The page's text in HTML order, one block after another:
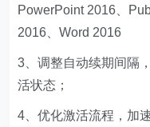
PowerPoint 2016、
2016、Word 2016
3、调整自动续期间隔
活状态；
4、优化激活流程，加